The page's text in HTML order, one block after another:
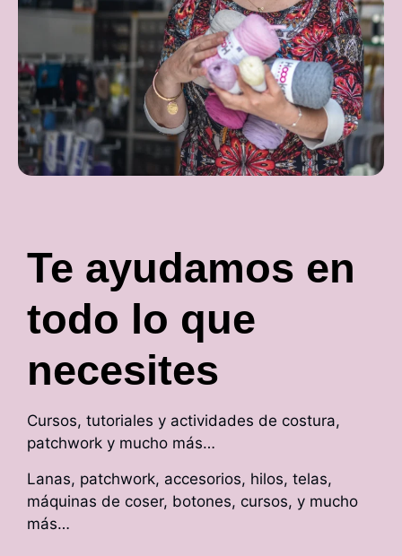
Te ayudamos en
todo lo que
necesites
Cursos, tutoriales y actividades de costura,
patchwork y mucho más…
Lanas, patchwork, accesorios, hilos, telas,
máquinas de coser, botones, cursos, y mucho
más…